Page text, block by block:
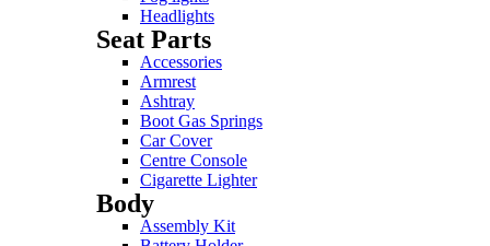
Headlights
Seat Parts
Accessories
Armrest
Ashtray
Boot Gas Springs
Car Cover
Centre Console
Cigarette Lighter
Body
Assembly Kit